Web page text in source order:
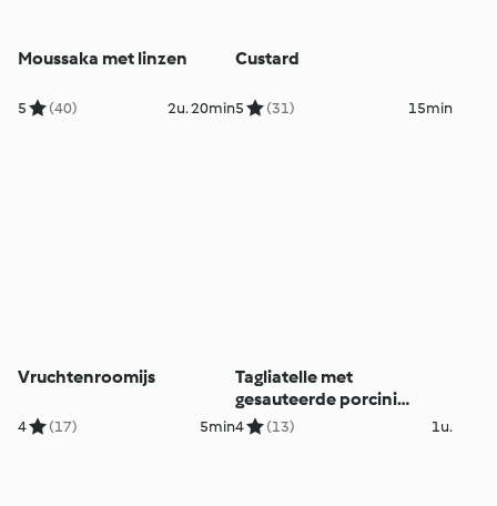
Moussaka met linzen
5 (40) 2u. 20min
Custard
5 (31) 15min
Vruchtenroomijs
4 (17) 5min
Tagliatelle met
gesauteerde porcini
paddenstoelen
4 (13) 1u.